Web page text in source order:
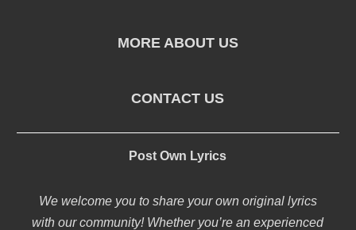
MORE ABOUT US
CONTACT US
Post Own Lyrics
We welcome you to share your own original lyrics
with our community! Whether you’re an experienced